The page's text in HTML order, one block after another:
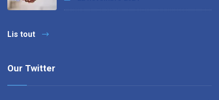
Lis tout
Our Twitter